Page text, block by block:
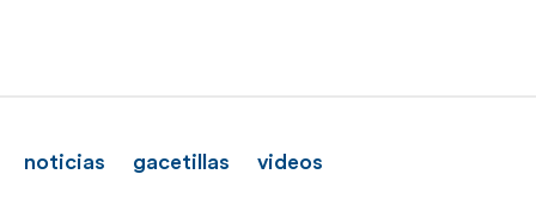
noticias gacetillas videos